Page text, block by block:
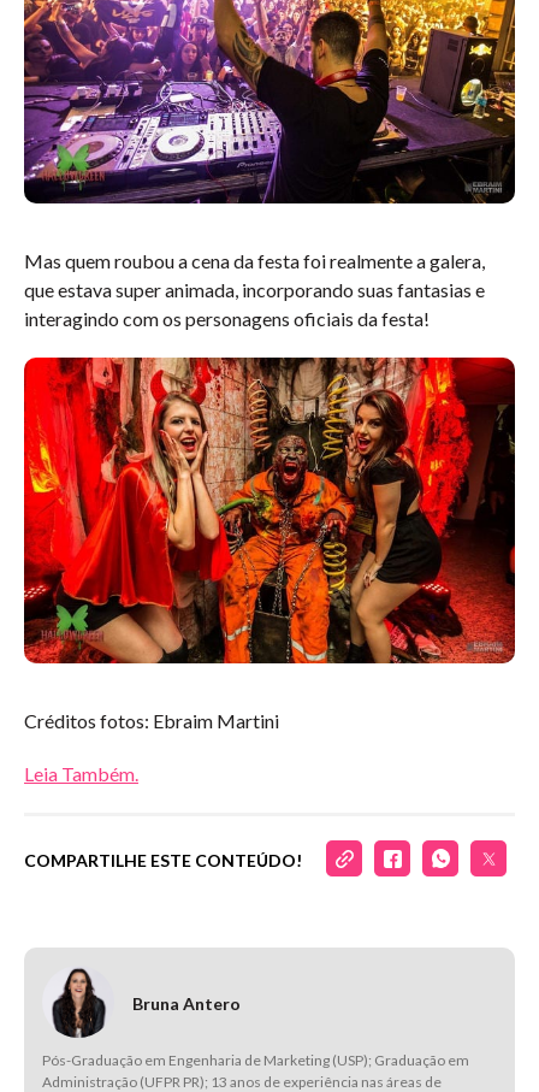
Mas quem roubou a cena da festa foi realmente a galera,
que estava super animada, incorporando suas fantasias e
interagindo com os personagens oficiais da festa!
Créditos fotos: Ebraim Martini
Leia Também.
COMPARTILHE ESTE CONTEÚDO!
Bruna Antero
Pós-Graduação em Engenharia de Marketing (USP); Graduação em
Administração (UFPR PR); 13 anos de experiência nas áreas de